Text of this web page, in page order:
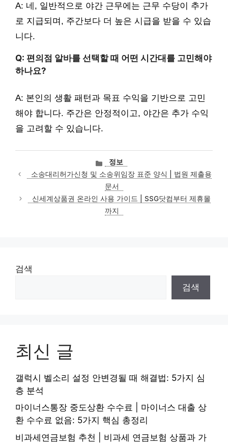
A: 네, 일반적으로 야간 근무에는 근무 수당이 추가
로 지급되며, 주간보다 더 높은 시급을 받을 수 있습
니다.
Q: 편의점 알바를 선택할 때 어떤 시간대를 고민해야
하나요?
A: 본인의 생활 패턴과 목표 수익을 기반으로 고민
해야 합니다. 주간은 안정적이고, 야간은 추가 수익
을 고려할 수 있습니다.
카
테
고
리
정보
소송대리허가신청 및 소송위임장 표준 양식 | 법원 제출용
문서
신세계상품권 온라인 사용 가이드 | SSG닷컴부터 제휴몰
까지
검색
검색
최신 글
갤럭시 벨소리 설정 안변경될 때 해결법: 5가지 심
층 분석
마이너스통장 중도상환 수수료 | 마이너스 대출 상
환 수수료 없음: 5가지 핵심 총정리
비과세연금보험 추천 | 비과세 연금보험 상품과 가